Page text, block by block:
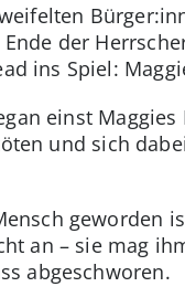
der
ins Spiel:
einst Maggies
und sich
geworden
an – sie mag
abgeschworen.